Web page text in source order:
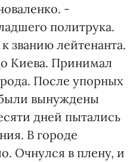
-
политрука.
званию лейтенанта.
Киева. Принимал
После упорных
вынуждены
дней пытались
В городе
Очнулся в плену, и